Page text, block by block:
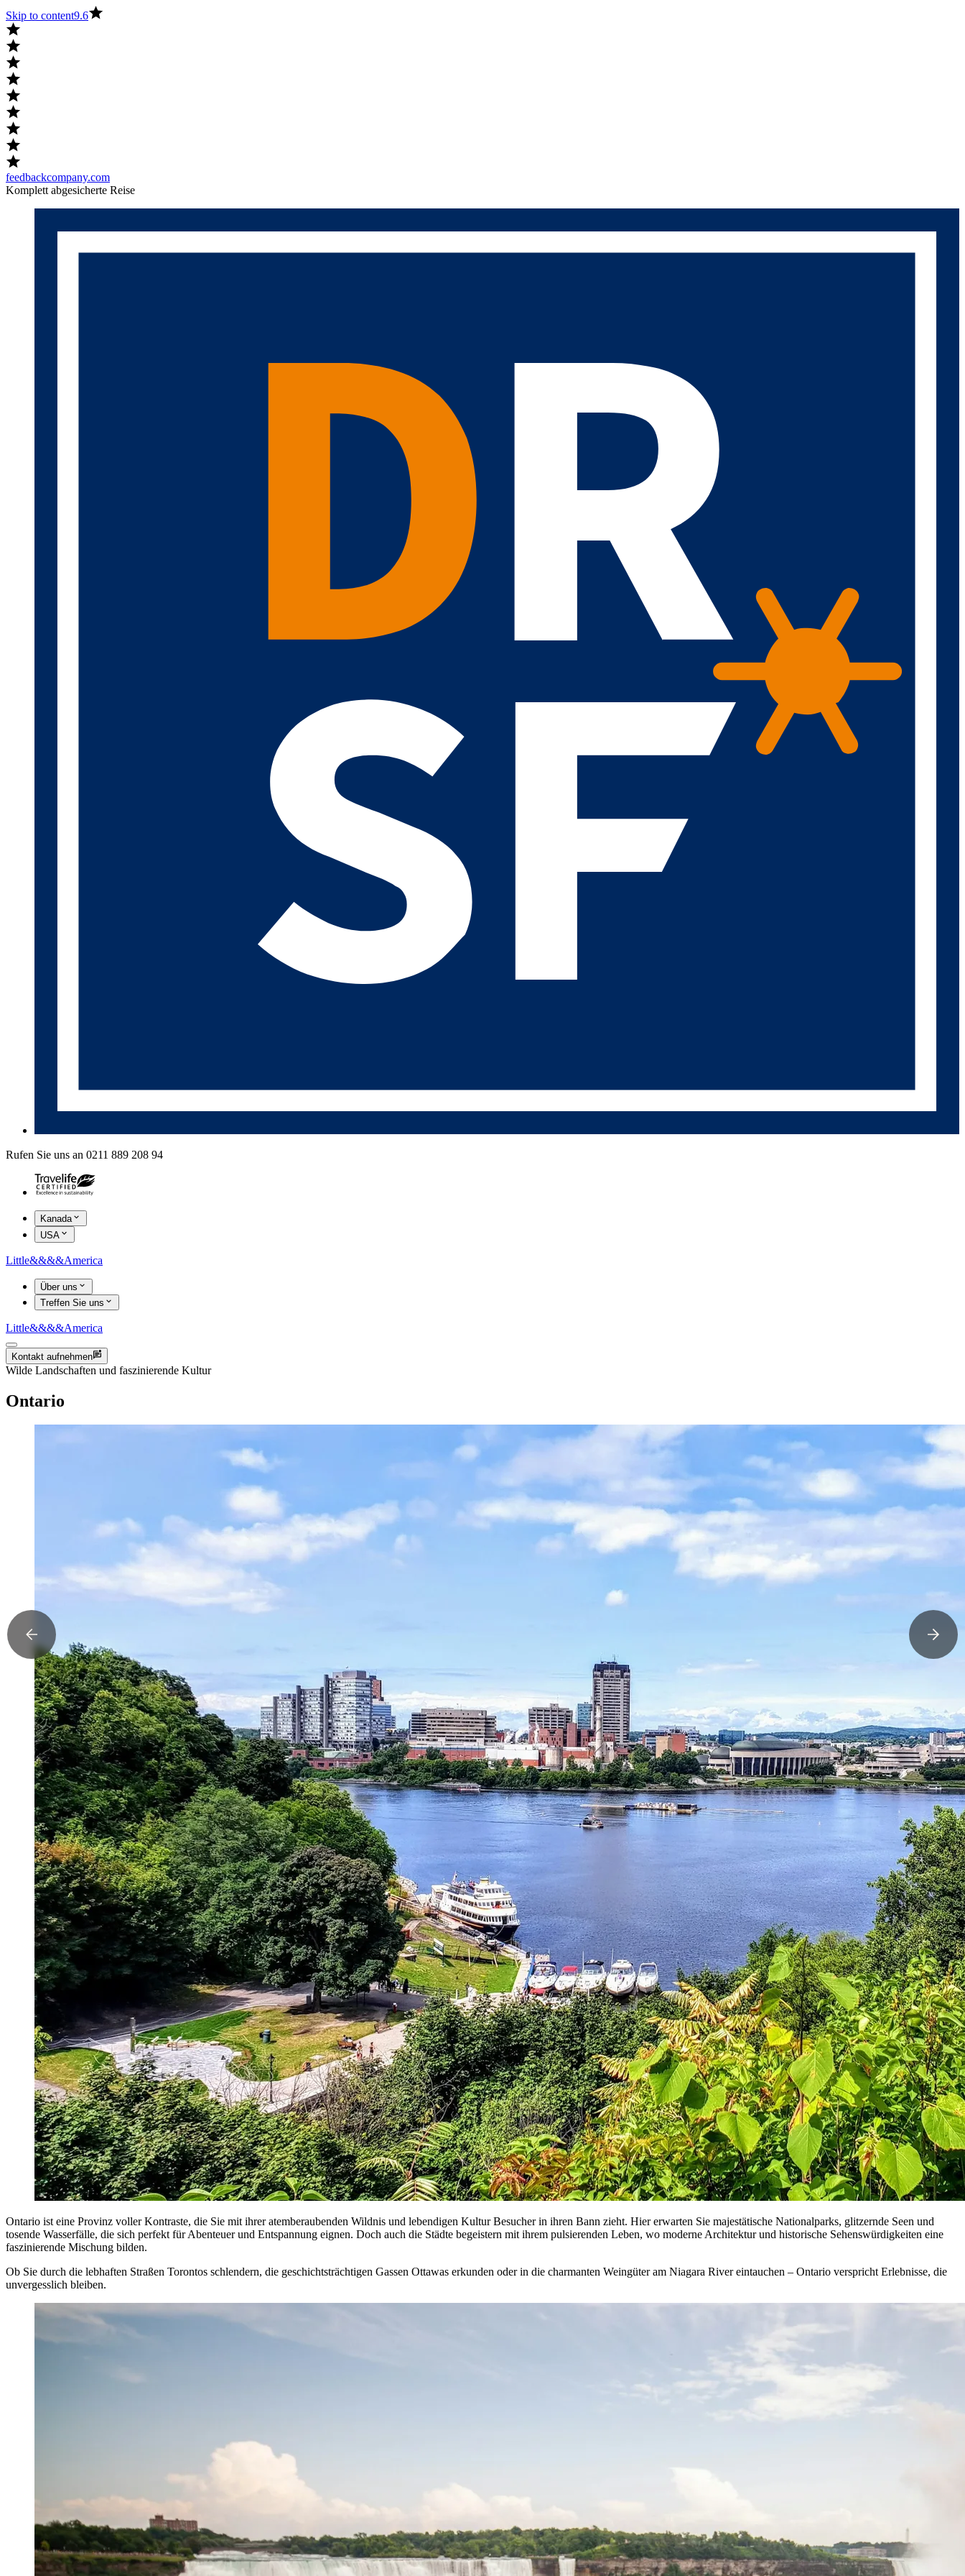
Skip to content9.6
feedbackcompany.com
Komplett abgesicherte Reise
Rufen Sie uns an 0211 889 208 94
Kanada
USA
Little&&&&America
Über uns
Treffen Sie uns
Little&&&&America
Kontakt aufnehmen
Wilde Landschaften und faszinierende Kultur
Ontario
Ontario ist eine Provinz voller Kontraste, die Sie mit ihrer atemberaubenden Wildnis und lebendigen Kultur Besucher in ihren Bann zieht. Hier erwarten Sie majestätische Nationalparks, glitzernde Seen und
tosende Wasserfälle, die sich perfekt für Abenteuer und Entspannung eignen. Doch auch die Städte begeistern mit ihrem pulsierenden Leben, wo moderne Architektur und historische Sehenswürdigkeiten eine
faszinierende Mischung bilden.
Ob Sie durch die lebhaften Straßen Torontos schlendern, die geschichtsträchtigen Gassen Ottawas erkunden oder in die charmanten Weingüter am Niagara River eintauchen – Ontario verspricht Erlebnisse, die
unvergesslich bleiben.